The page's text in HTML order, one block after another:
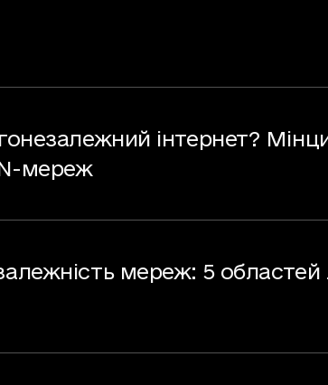
інтернет?
мереж
мереж: 5